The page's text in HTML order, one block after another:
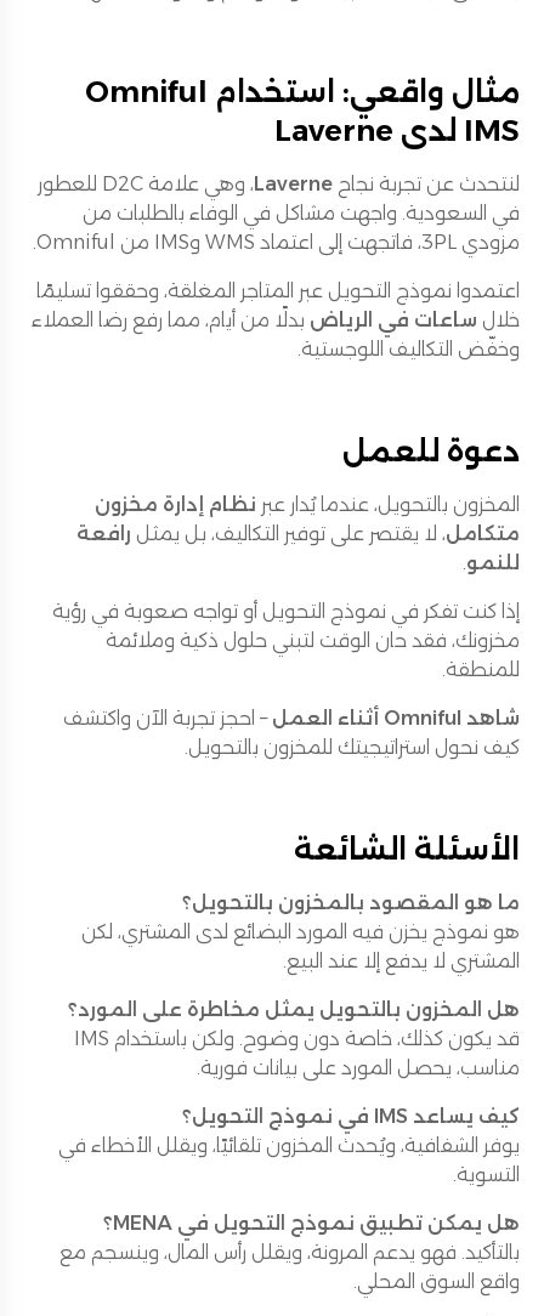
مثال واقعي: استخدام Omniful
IMS لدى Laverne
لنتحدث عن تجربة نجاح Laverne
، وهي علامة D2C للعطور
في السعودية. واجهت مشاكل في الوفاء بالطلبات من
مزودي 3PL، فاتجهت إلى اعتماد WMS وIMS من Omniful.
اعتمدوا نموذج التحويل عبر المتاجر المغلقة، وحققوا تسليمًا
خلال ساعات في الرياض بدلًا من أيام، مما رفع رضا العملاء
وخفّض التكاليف اللوجستية.
دعوة للعمل
المخزون بالتحويل، عندما يُدار عبر نظام إدارة مخزون
متكامل، لا يقتصر على توفير التكاليف، بل يمثل رافعة
للنمو
إذا كنت تفكر في نموذج التحويل أو تواجه صعوبة في رؤية
مخزونك، فقد حان الوقت لتبني حلول ذكية وملائمة
للمنطقة.
شاهد Omniful أثناء العمل
– احجز تجربة الآن واكتشف
كيف نحول استراتيجيتك للمخزون بالتحويل.
الأسئلة الشائعة
ما هو المقصود بالمخزون بالتحويل؟
هو نموذج يخزن فيه المورد البضائع لدى المشتري، لكن
المشتري لا يدفع إلا عند البيع.
هل المخزون بالتحويل يمثل مخاطرة على المورد؟
قد يكون كذلك، خاصة دون وضوح. ولكن باستخدام IMS
مناسب، يحصل المورد على بيانات فورية.
كيف يساعد IMS في نموذج التحويل؟
يوفر الشفافية، ويُحدث المخزون تلقائيًا، ويقلل الأخطاء في
التسوية.
هل يمكن تطبيق نموذج التحويل في MENA؟
بالتأكيد. فهو يدعم المرونة، ويقلل رأس المال، وينسجم مع
واقع السوق المحلي.